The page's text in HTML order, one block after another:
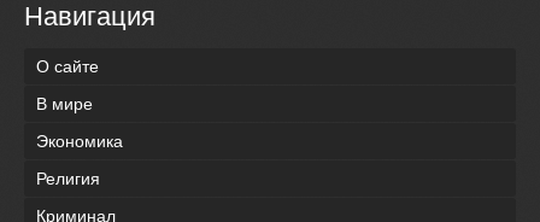
Навигация
О сайте
В мире
Экономика
Религия
Криминал